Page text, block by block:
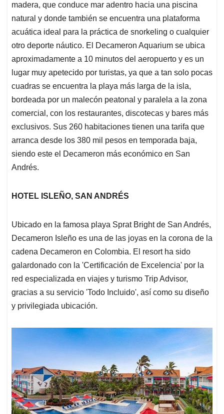
madera, que conduce mar adentro hacia una piscina
natural y donde también se encuentra una plataforma
acuática ideal para la práctica de snorkeling o cualquier
otro deporte náutico. El Decameron Aquarium se ubica
aproximadamente a 10 minutos del aeropuerto y es un
lugar muy apetecido por turistas, ya que a tan solo pocas
cuadras se encuentra la playa más larga de la isla,
bordeada por un malecón peatonal y paralela a la zona
comercial, con los restaurantes, discotecas y bares más
exclusivos. Sus 260 habitaciones tienen una tarifa que
arranca desde los 380 mil pesos en temporada baja,
siendo este el Decameron más económico en San
Andrés.
HOTEL ISLEÑO, SAN ANDRÉS
Ubicado en la famosa playa Sprat Bright de San Andrés,
Decameron Isleño es una de las joyas en la corona de la
cadena Decameron en Colombia. El resort ha sido
galardonado con la 'Certificación de Excelencia' por la
red especializada en viajes y turismo Trip Advisor,
gracias a su servicio 'Todo Incluido', así como su diseño
y privilegiada ubicación.